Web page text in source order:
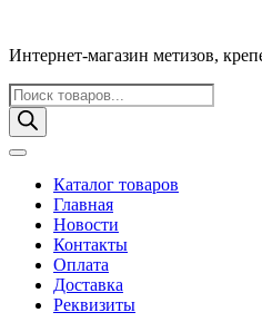
Интернет-магазин метизов,
Поиск
товаров
Каталог товаров
Главная
Новости
Контакты
Оплата
Доставка
Реквизиты